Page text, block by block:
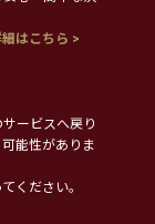
はこちら >
ービスへ戻り
能性がありま
ください。